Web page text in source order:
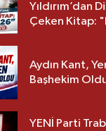
Yıldırım’dan
Çeken Kitap:
Aydın Kant,
Başhekim
YENİ Parti